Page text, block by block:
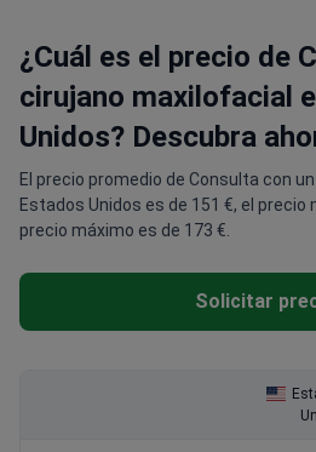
¿Cuál es el precio de
cirujano maxilofacial
Unidos? Descubra
El precio promedio de Consulta con
Estados Unidos es de 151 €, el precio
precio máximo es de 173 €.
Solicitar